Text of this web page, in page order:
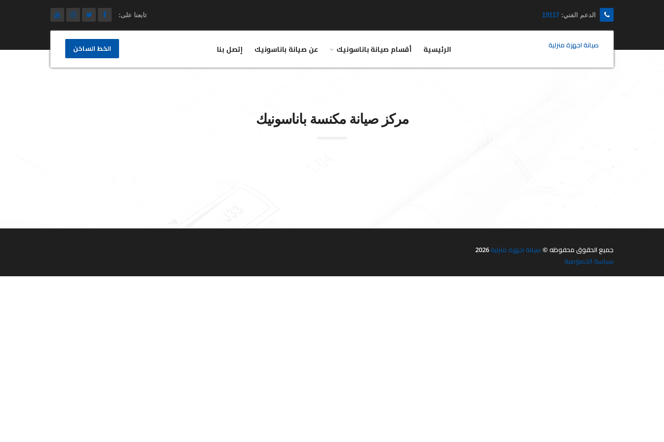
الدعم الفني: 19117 تابعنا على:
صيانة اجهزة منزلية الرئيسية أقسام صيانة باناسونيك عن صيانة باناسونيك إتصل بنا الخط الساخن
مركز صيانة مكنسةباناسونيك
جميع الحقوق محفوظه © صيانة اجهزة منزلية
سياسة الخصوصية